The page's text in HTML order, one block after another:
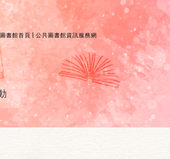
書館首頁 公共圖書館資訊服務網